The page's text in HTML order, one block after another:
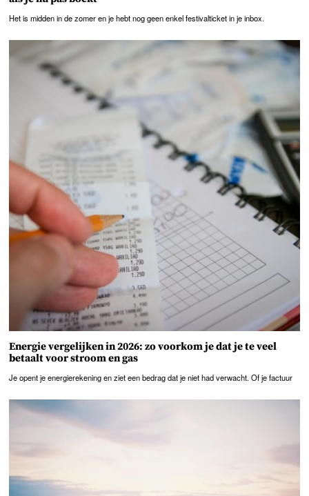
Het is midden in de zomer en je hebt nog geen enkel festivalticket in je inbox.
Energie vergelijken in 2026: zo voorkom je dat je te veel
betaalt voor stroom en gas
Je opent je energierekening en ziet een bedrag dat je niet had verwacht. Of je factuur